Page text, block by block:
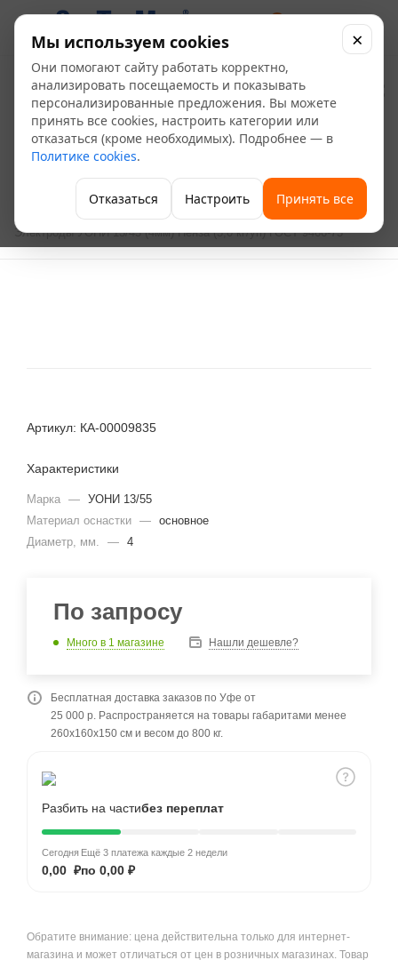
Электроды УОНИ 13/45
(4мм) Пенза (5,0 кг/уп)
ГОСТ 9466-75
— Водоснабжение и газоснабжение
Электроды УОНИ 13/45 (4мм) Пенза (5,0 кг/уп) ГОСТ 9466-75
Артикул: КА-00009835
Характеристики
Марка — УОНИ 13/55
Материал оснастки — основное
Диаметр, мм.
— 4
По запросу
Много в 1 магазине Нашли дешевле?
Бесплатная доставка заказов по Уфе от
25 000 р. Распространяется на товары габаритами менее
260x160x150 см и весом до 800 кг.
Разбить на частибез переплат
Сегодня
0,00 ₽
Ещё 3 платежа каждые 2 недели
по 0,00 ₽
Обратите внимание: цена действительна только для интернет-
магазина и может отличаться от цен в розничных магазинах. Товар
Мы используем cookies
Они помогают сайту работать корректно,
анализировать посещаемость и показывать
персонализированные предложения. Вы можете
принять все cookies, настроить категории или
отказаться (кроме необходимых). Подробнее — в
Политике cookies.
Отказаться Настроить Принять все
×